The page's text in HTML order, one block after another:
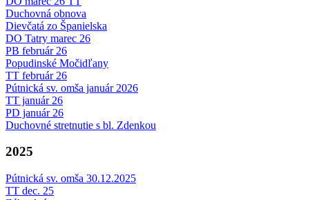
Duchovná obnova
Dievčatá zo Španielska
DO Tatry marec 26
PB február 26
Popudinské Močidľany
TT február 26
Pútnická sv. omša január 2026
TT január 26
PD január 26
Duchovné stretnutie s bl. Zdenkou
2025
Pútnická sv. omša 30.12.2025
TT dec. 25